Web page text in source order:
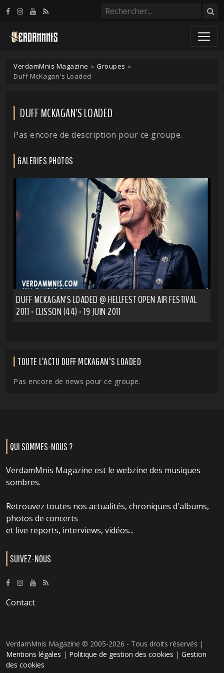
VerdamMnis Magazine » Groupes »
Duff McKagan's Loaded
DUFF MCKAGAN'S LOADED
Pas encore de description pour ce groupe.
GALERIES PHOTOS
DUFF MCKAGAN'S LOADED @ HELLFEST OPEN AIR FESTIVAL
2011 - CLISSON (44) - 19 JUIN 2011
TOUTE L'ACTU DUFF MCKAGAN'S LOADED
Pas encore de news pour ce groupe.
QUI SOMMES-NOUS ?
VerdamMnis Magazine est le webzine des musiques
sombres.
Retrouvez toutes nos actualités, chroniques d'albums,
photos de concerts
et live reports, interviews, vidéos...
SUIVEZ-NOUS
Contact
VerdamMnis Magazine © 2005-2026 - Tous droits réservés |
Mentions légales | Politique de gestion des cookies | Gestion
des cookies
Panneau de gestion des cookies